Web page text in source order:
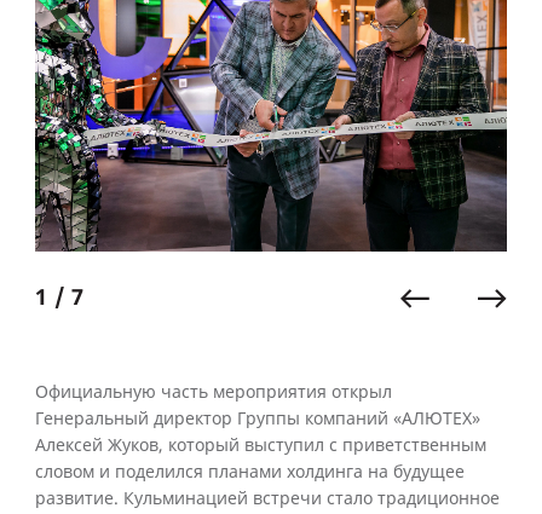
1 / 7
Официальную часть мероприятия открыл
Генеральный директор Группы компаний «АЛЮТЕХ»
Алексей Жуков, который выступил с приветственным
словом и поделился планами холдинга на будущее
развитие. Кульминацией встречи стало традиционное